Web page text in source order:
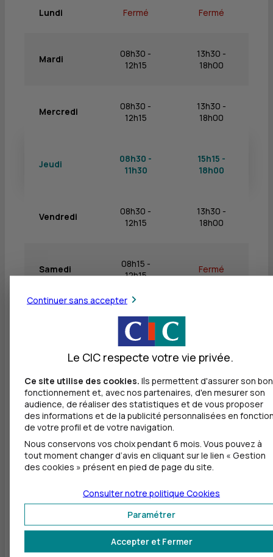
Lundi Fermé Fermé
Mardi
08h30 -
12h15
13h30 -
18h00
Mercredi
08h30 -
12h15
13h30 -
18h00
Jeudi
08h30 -
11h30
15h15 -
18h00
Vendredi
08h30 -
12h15
13h30 -
18h00
Samedi
08h15 -
12h15
Fermé
Fermé
Autres agences les plus proches
CIC EPINAL - GOLBEY
à 7,7 km
31 RUE DES ACACIAS
88190 GOLBEY
Ouvert, jusqu'à 18h00
à9,7 km
Continuer sans accepter
Le CIC respecte votre vie privée.
Ce site utilise des cookies. Ils permettent d'assurer son bon
fonctionnement et, avec nos partenaires, d'en mesurer son
audience, de réaliser des statistiques et de vous proposer
des informations et de la publicité personnalisées en
de votre profil et de votre navigation.
Nous conservons vos choix pendant 6 mois. Vous pouvez à
tout moment changer d’avis en cliquant sur le lien « Gestion
des cookies » présent en pied de page du site.
Accepter et Fermer
Paramétrer
Consulter notre politique Cookies